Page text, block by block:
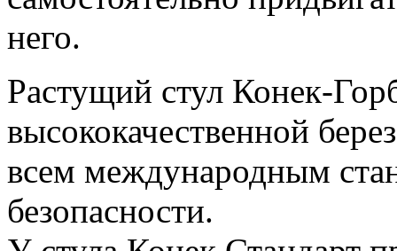
него.
Растущий стул Конек-
высококачественной
всем международным
безопасности.